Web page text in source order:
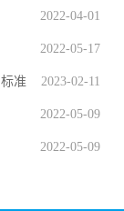
2022-04-01
2022-05-17
2023-02-11
准
2022-05-09
2022-05-09